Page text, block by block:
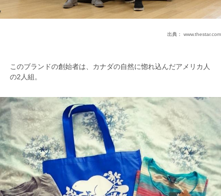
出典： www.thestar.com
このブランドの創始者は、カナダの自然に惚れ込んだアメリカ人
の2人組。